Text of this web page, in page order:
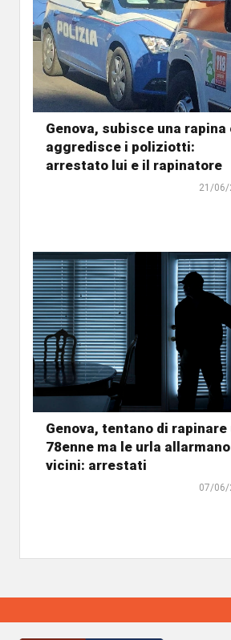
Genova, subisce una rapina
aggredisce i poliziotti:
arrestato lui e il rapinatore
21/06/
Genova, tentano di rapinare
78enne ma le urla
vicini: arrestati
07/06/